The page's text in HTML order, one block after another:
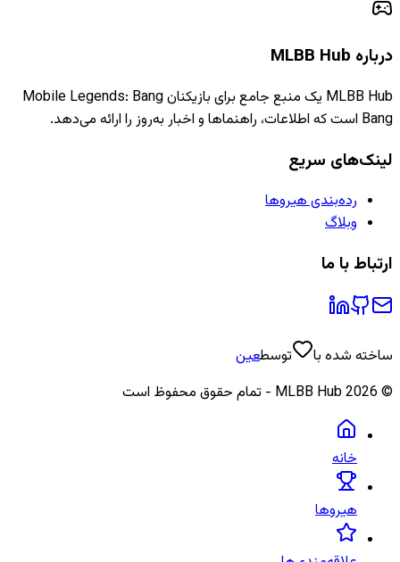
درباره MLBB Hub
MLBB Hub یک منبع جامع برای بازیکنان Mobile Legends: Bang
Bang است که اطلاعات، راهنماها و اخبار به‌روز را ارائه می‌دهد.
لینک‌های سریع
رده‌بندی هیروها
وبلاگ
ارتباط با ما
ساخته شده با توسطعین
©
2026
خانه
هیروها